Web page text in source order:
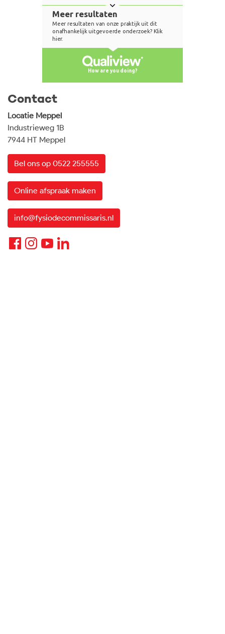
Contact
Locatie Meppel
Industrieweg 1B
7944 HT Meppel
Bel ons op 0522 255555
Online afspraak maken
info@fysiodecommissaris.nl